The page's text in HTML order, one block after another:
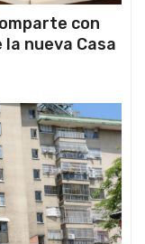
con
nueva Casa
Caracas